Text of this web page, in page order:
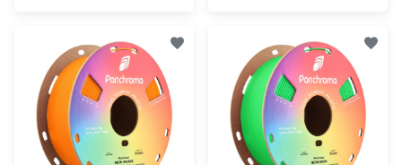
rapide
rapide